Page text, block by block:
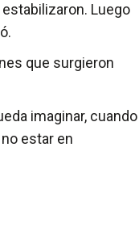
Luego
que surgieron
imaginar, cuando
estar en